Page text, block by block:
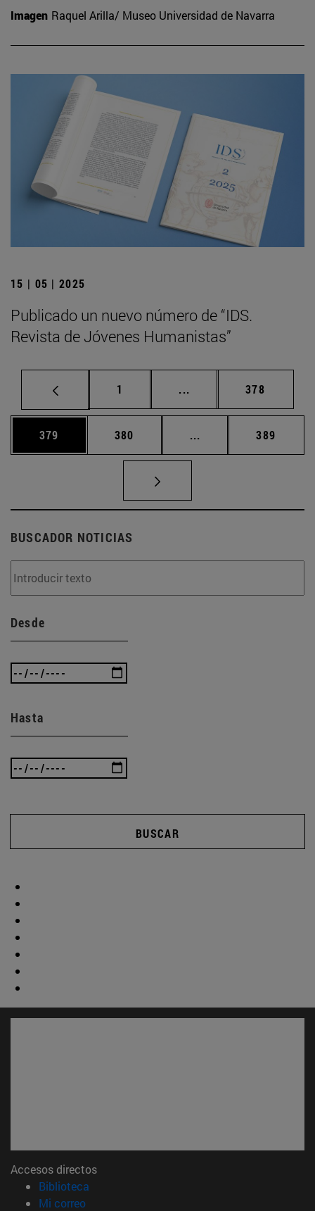
Imagen Raquel Arilla/ Museo Universidad de Navarra
15 | 05 | 2025
Publicado un nuevo número de “IDS.
Revista de Jóvenes Humanistas”
Página
1 ... Páginas intermedias
Página
378
Página
379 Página
380 ... Páginas intermedias
Página
389
BUSCADOR NOTICIAS
Desde
Hasta
BUSCAR
Accesos directos
Biblioteca
Mi correo(abre en nueva ventana)